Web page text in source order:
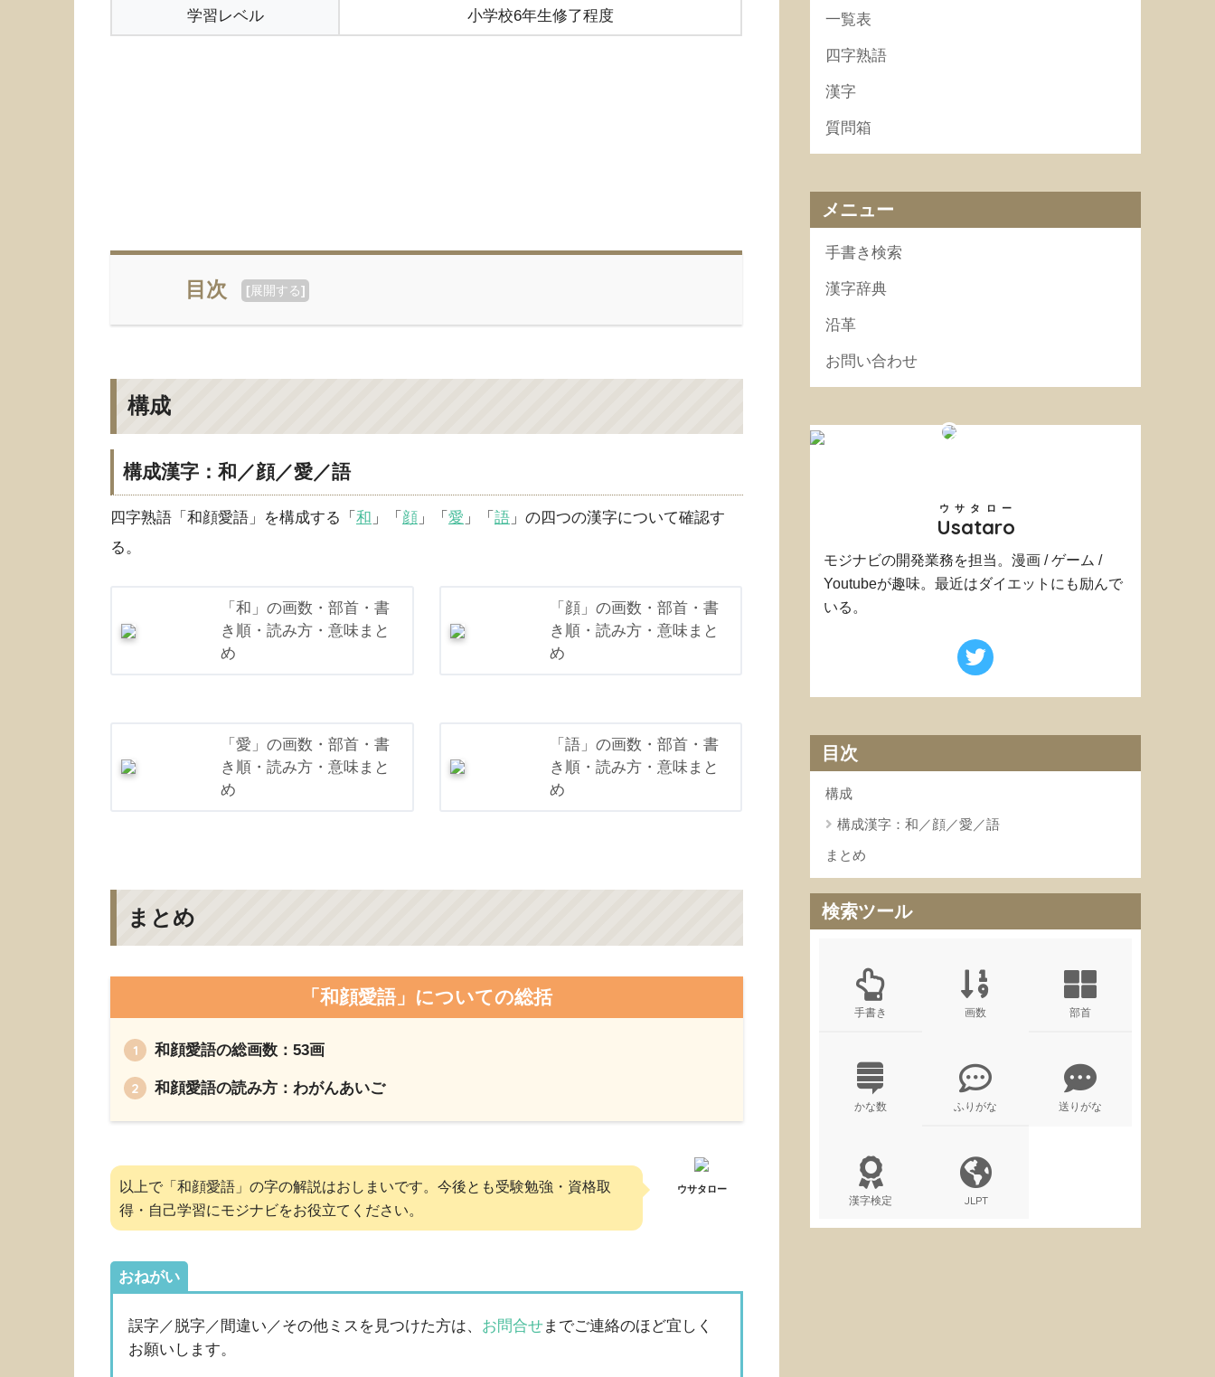
学習レベル 小学校6年生修了程度
目次 [展開する]
構成
構成漢字：和／顔／愛／語
四字熟語「和顔愛語」を構成する「 和 」「 顔 」「 愛 」「 語 」の四つの漢字について確認す
る。
「和」の画数・部首・書
き順・読み方・意味まと
め
「顔」の画数・部首・書
き順・読み方・意味まと
め
「愛」の画数・部首・書
き順・読み方・意味まと
め
「語」の画数・部首・書
き順・読み方・意味まと
め
まとめ
「和顔愛語」についての総括
和顔愛語の総画数：53画
和顔愛語の読み方：わがんあいご
以上で「和顔愛語」の字の解説はおしまいです。今後とも受験勉強・資格取
得・自己学習にモジナビをお役立てください。
ウサタロー
おねがい
誤字／脱字／間違い／その他ミスを見つけた方は、 お問合せまでご連絡のほど宜しく
お願いします。
一覧表
四字熟語
漢字
質問箱
メニュー
手書き検索
漢字辞典
沿革
お問い合わせ
Usataro
ウサタロー
モジナビの開発業務を担当。漫画 / ゲーム /
Youtubeが趣味。最近はダイエットにも励んで
いる。
目次
構成
構成漢字：和／顔／愛／語
まとめ
検索ツール
手書き 画数 部首
かな数 ふりがな 送りがな
漢字検定 JLPT